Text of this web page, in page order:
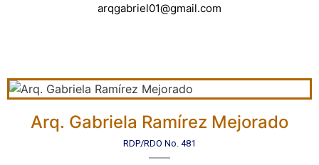
arqgabriel01@gmail.com
Arq. Gabriela Ramírez Mejorado
RDP/RDO No. 481